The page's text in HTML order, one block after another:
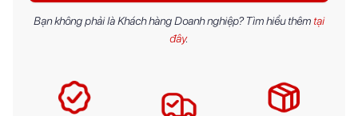
Bạn không phải là Khách hàng Doanh nghiệp? Tìm hiểu thêm tại
đây.